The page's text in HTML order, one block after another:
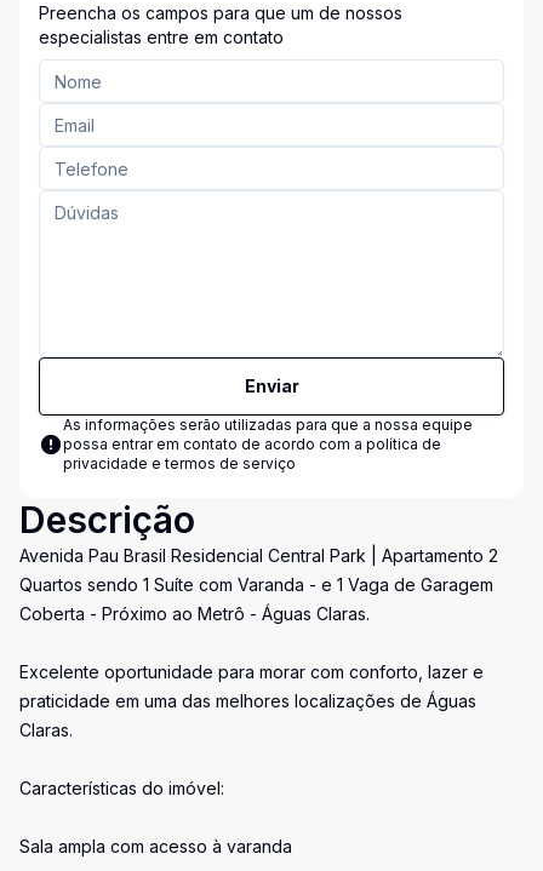
Preencha os campos para que um de nossos
especialistas entre em contato
Enviar
As informações serão utilizadas para que a nossa equipe
possa entrar em contato de acordo com a política de
privacidade e termos de serviço
Descrição
Avenida Pau Brasil Residencial Central Park | Apartamento 2
Quartos sendo 1 Suíte com Varanda - e 1 Vaga de Garagem
Coberta - Próximo ao Metrô - Águas Claras.
Excelente oportunidade para morar com conforto, lazer e
praticidade em uma das melhores localizações de Águas
Claras.
Características do imóvel:
Sala ampla com acesso à varanda